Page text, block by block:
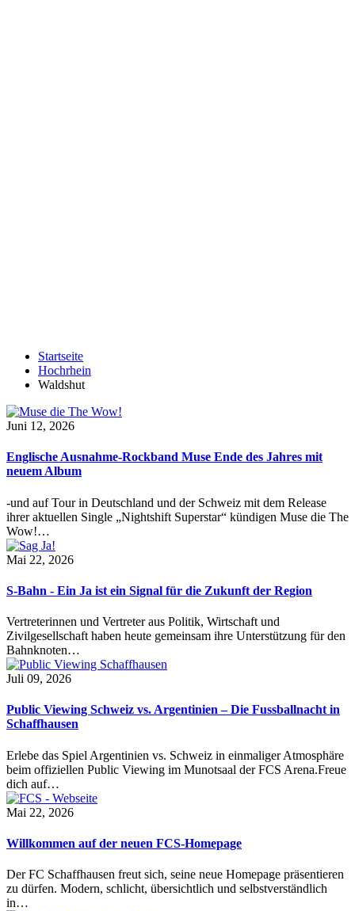
Startseite
Hochrhein
Waldshut
Juni 12, 2026
Englische Ausnahme-Rockband Muse Ende des Jahres mit
neuem Album
-und auf Tour in Deutschland und der Schweiz mit dem Release
ihrer aktuellen Single „Nightshift Superstar“ kündigen Muse die The
Wow!…
Mai 22, 2026
S-Bahn - Ein Ja ist ein Signal für die Zukunft der Region
Vertreterinnen und Vertreter aus Politik, Wirtschaft und
Zivilgesellschaft haben heute gemeinsam ihre Unterstützung für den
Bahnknoten…
Juli 09, 2026
Public Viewing Schweiz vs. Argentinien – Die Fussballnacht in
Schaffhausen
Erlebe das Spiel Argentinien vs. Schweiz in einmaliger Atmosphäre
beim offiziellen Public Viewing im Munotsaal der FCS Arena.Freue
dich auf…
Mai 22, 2026
Willkommen auf der neuen FCS-Homepage
Der FC Schaffhausen freut sich, seine neue Homepage präsentieren
zu dürfen. Modern, schlicht, übersichtlich und selbstverständlich
in…